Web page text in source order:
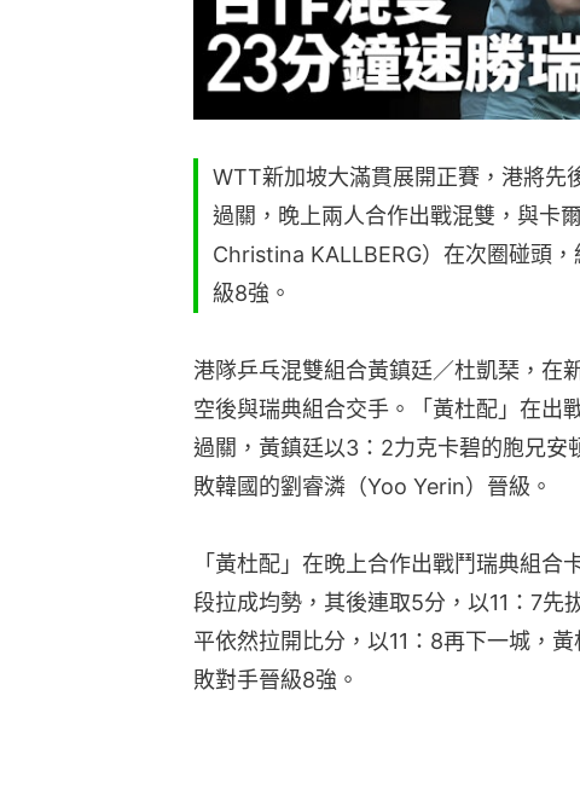
WTT新加坡大滿貫展開正賽，港將先
過關，晚上兩人合作出戰混雙，與卡
Christina KALLBERG）在次圈碰頭
級8強。
港隊乒乓混雙組合黃鎮廷／杜凱琹，在
空後與瑞典組合交手。「黃杜配」在出
過關，黃鎮廷以3：2力克卡碧的胞兄
敗韓國的劉睿潾（Yoo Yerin）晉級。
「黃杜配」在晚上合作出戰鬥瑞典組
段拉成均勢，其後連取5分，以11：7先
平依然拉開比分，以11：8再下一城，
敗對手晉級8強。